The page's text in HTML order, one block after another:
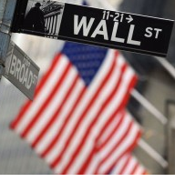
que más crece en
febrero 23, 2026
industriales y renta
siguen vivas en 2026
en España: la eterna
16, 2026
todos los registros: